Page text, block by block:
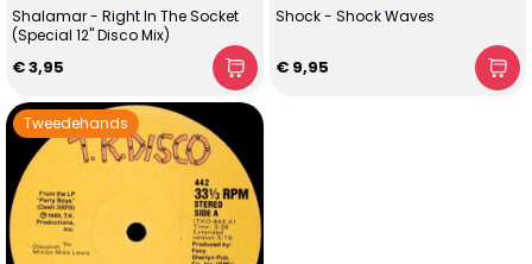
Shalamar - Right In The Socket
(Special 12" Disco Mix)
€ 3,95
Shock - Shock Waves
€ 9,95
Tweedehands